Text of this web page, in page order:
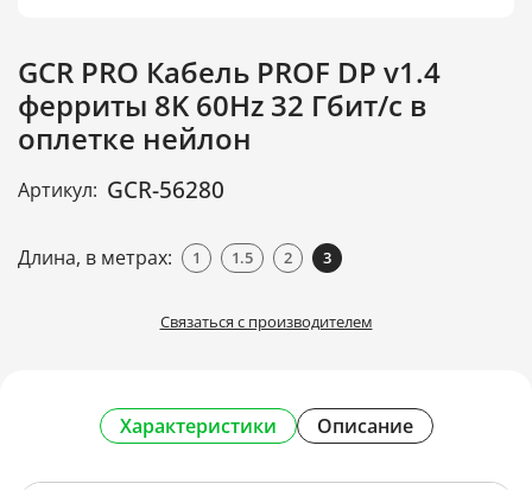
GCR PRO Кабель PROF DP v1.4
ферриты 8K 60Hz 32 Гбит/с в
оплетке нейлон
Артикул: GCR-56280
Длина, в метрах: 1 1.5 2 3
Связаться с производителем
Характеристики Описание